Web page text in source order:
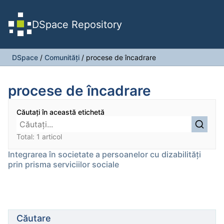
DSpace Repository
DSpace / Comunități / procese de încadrare
procese de încadrare
Căutați în această etichetă
Total: 1 articol
Integrarea în societate a persoanelor cu dizabilităţi
prin prisma serviciilor sociale
Căutare